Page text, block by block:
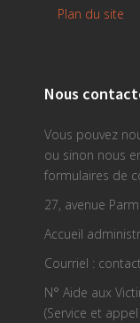
Plan du site
Nous
Vous pouvez
ou sinon nous
formulaires de
27, avenue
Accueil
Courriel :
N° Aide aux
(Service et